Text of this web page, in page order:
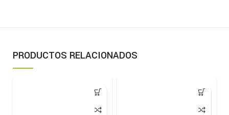
PRODUCTOS RELACIONADOS